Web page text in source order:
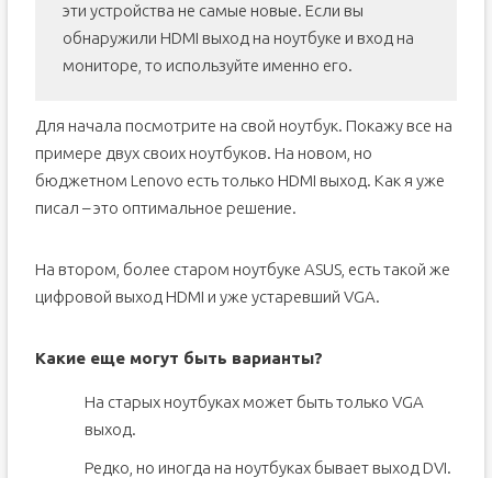
эти устройства не самые новые. Если вы
обнаружили HDMI выход на ноутбуке и вход на
мониторе, то используйте именно его.
Для начала посмотрите на свой ноутбук. Покажу все на
примере двух своих ноутбуков. На новом, но
бюджетном Lenovo есть только HDMI выход. Как я уже
писал – это оптимальное решение.
На втором, более старом ноутбуке ASUS, есть такой же
цифровой выход HDMI и уже устаревший VGA.
Какие еще могут быть варианты?
На старых ноутбуках может быть только VGA
выход.
Редко, но иногда на ноутбуках бывает выход DVI.